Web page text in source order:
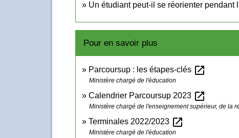
Un étudiant peut-il se réorienter pendant
Pour en savoir plus
Parcoursup : les étapes-clés open_in_new
Ministère chargé de l'éducation
Calendrier Parcoursup 2023 open_in_new
Ministère chargé de l'enseignement supérieur, de la
Terminales 2022/2023 open_in_new
Ministère chargé de l'éducation